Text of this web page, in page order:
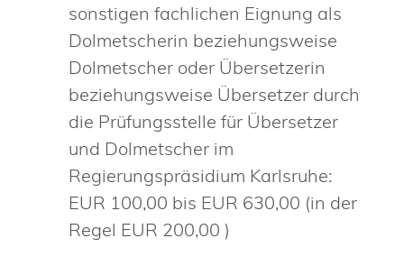
sonstigen fachlichen Eignung als
Dolmetscherin beziehungsweise
Dolmetscher oder Übersetzerin
beziehungsweise Übersetzer durch
die Prüfungsstelle für Übersetzer
und Dolmetscher im
Regierungspräsidium Karlsruhe:
EUR 100,00 bis EUR 630,00 (in der
Regel EUR 200,00 )